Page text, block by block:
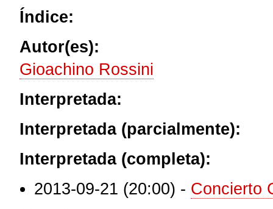
Índice:
Autor(es):
Gioachino Rossini
Interpretada:
Interpretada (parcialmente):
Interpretada (completa):
2013-09-21 (20:00) - Concierto